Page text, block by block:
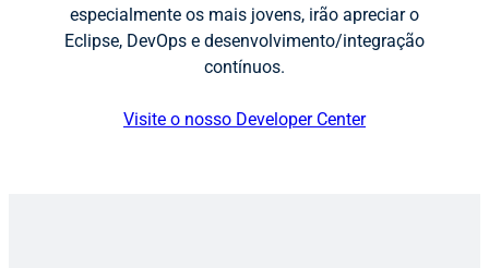
especialmente os mais jovens, irão apreciar o
Eclipse, DevOps e desenvolvimento/integração
contínuos.
Visite o nosso Developer Center